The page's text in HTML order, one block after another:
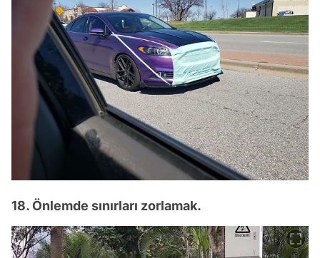
18. Önlemde sınırları zorlamak.